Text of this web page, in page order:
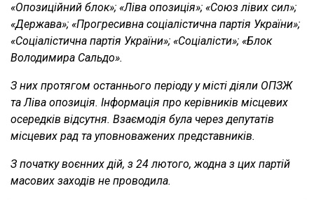
«Опозиційний блок»; «Ліва опозиція»; «Союз лівих сил»;
«Держава»; «Прогресивна соціалістична партія України»;
«Соціалістична партія України»; «Соціалісти»; «Блок
Володимира Сальдо».
З них протягом останнього періоду у місті діяли ОПЗЖ
та Ліва опозиція. Інформація про керівників місцевих
осередків відсутня. Взаємодія була через депутатів
місцевих рад та уповноважених представників.
З початку воєнних дій, з 24 лютого, жодна з цих партій
масових заходів не проводила.